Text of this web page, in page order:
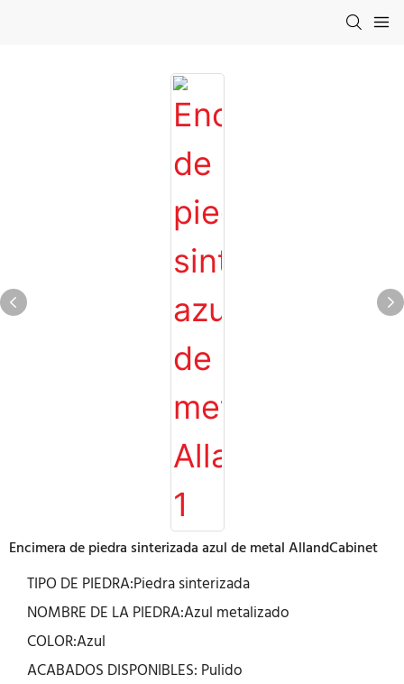
Encimera de piedra sinterizada azul de metal AllandCabinet
TIPO DE PIEDRA:Piedra sinterizada
NOMBRE DE LA PIEDRA:Azul metalizado
COLOR:Azul
ACABADOS DISPONIBLES: Pulido